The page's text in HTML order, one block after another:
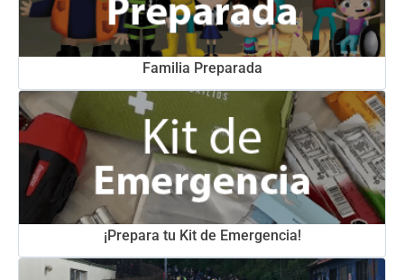
Familia Preparada
¡Prepara tu Kit de Emergencia!